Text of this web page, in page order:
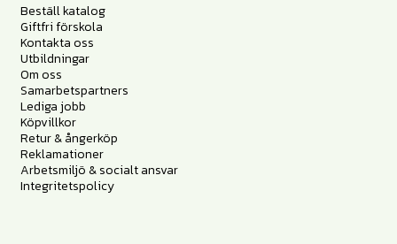
Beställ katalog
Giftfri förskola
Kontakta oss
Utbildningar
Om oss
Samarbetspartners
Lediga jobb
Köpvillkor
Retur & ångerköp
Reklamationer
Arbetsmiljö & socialt ansvar
Integritetspolicy